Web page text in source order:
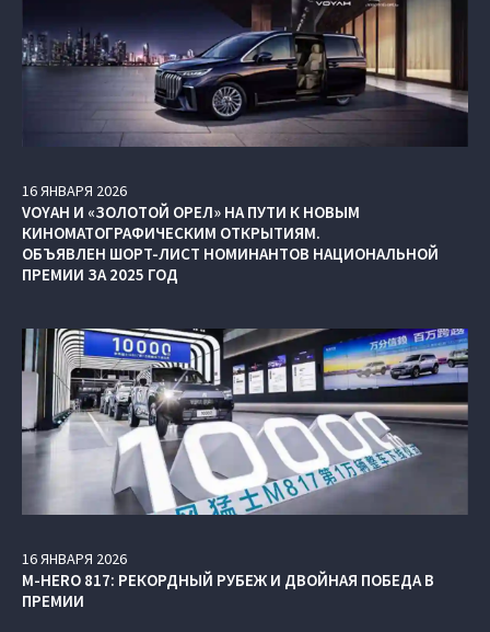
16ЯНВАРЯ 2026
VOYAH И «ЗОЛОТОЙ ОРЕЛ» НА ПУТИ К НОВЫМ
КИНОМАТОГРАФИЧЕСКИМ ОТКРЫТИЯМ.
ОБЪЯВЛЕН ШОРТ-ЛИСТ НОМИНАНТОВ НАЦИОНАЛЬНОЙ
ПРЕМИИ ЗА 2025 ГОД
16ЯНВАРЯ 2026
M‑HERO 817: РЕКОРДНЫЙ РУБЕЖ И ДВОЙНАЯ ПОБЕДА В
ПРЕМИИ